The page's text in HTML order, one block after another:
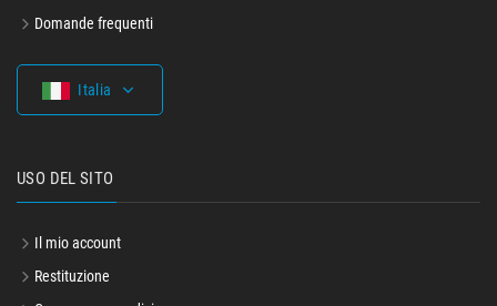
Domande frequenti
Italia
USO DEL SITO
Il mio account
Restituzione